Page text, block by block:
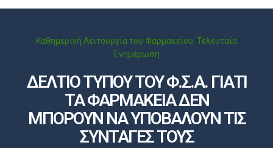
Καθημερινή Λειτουργία του Φαρμακείου, Τελευταία
Ενημέρωση
ΔΕΛΤΙΟ ΤΥΠΟΥ ΤΟΥ Φ.Σ.Α. ΓΙΑΤΙ
ΤΑ ΦΑΡΜΑΚΕΙΑ ΔΕΝ
ΜΠΟΡΟΥΝ ΝΑ ΥΠΟΒΑΛΟΥΝ ΤΙΣ
ΣΥΝΤΑΓΕΣ ΤΟΥΣ